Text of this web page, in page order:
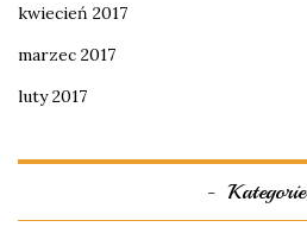
kwiecień 2017
marzec 2017
luty 2017
Kategorie